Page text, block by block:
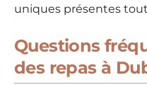
uniques présentes
Questions
des repas à